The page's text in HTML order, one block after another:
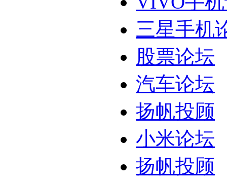
三星手机
股票论坛
汽车论坛
扬帆投顾
小米论坛
扬帆投顾